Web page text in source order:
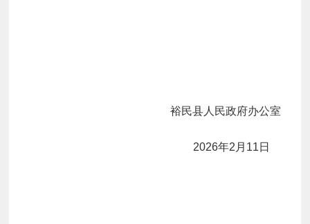
裕民县人民政府办公室
2026年2 月 11 日